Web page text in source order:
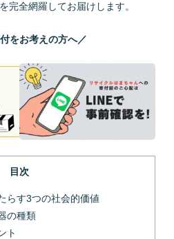
完全網羅してお届けします。
をお考えの方へ／
目次
らす3つの社会的価値
の種類
ト